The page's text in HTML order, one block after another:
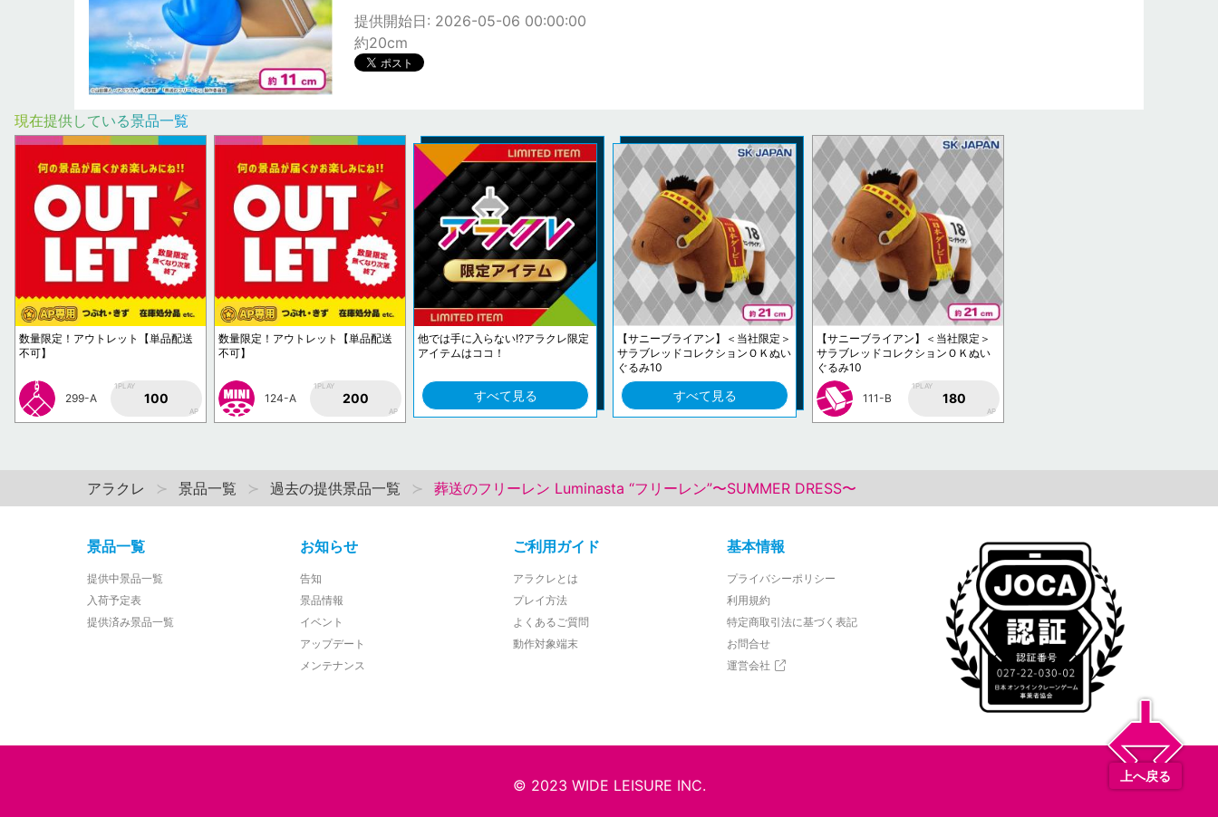
提供開始日: 2026-05-06 00:00:00
約20cm
現在提供している景品一覧
数量限定！アウトレット【単品配送
不可】
299-A
1PLAY
100
AP
数量限定！アウトレット【単品配送
不可】
124-A
1PLAY
200
AP
他では手に入らない!?アラクレ限定
アイテムはココ！
すべて見る
【サニーブライアン】＜当社限定＞
サラブレッドコレクションＯＫぬい
ぐるみ10
すべて見る
【サニーブライアン】＜当社限定＞
サラブレッドコレクションＯＫぬい
ぐるみ10
111-B
1PLAY
180
AP
アラクレ 景品一覧 過去の提供景品一覧 葬送のフリーレン Luminasta “フリーレン”〜SUMMER DRESS〜
景品一覧
提供中景品一覧
入荷予定表
提供済み景品一覧
お知らせ
告知
景品情報
イベント
アップデート
メンテナンス
ご利用ガイド
アラクレとは
プレイ方法
よくあるご質問
動作対象端末
基本情報
プライバシーポリシー
利用規約
特定商取引法に基づく表記
お問合せ
運営会社
© 2023 WIDE LEISURE INC.
上へ戻る